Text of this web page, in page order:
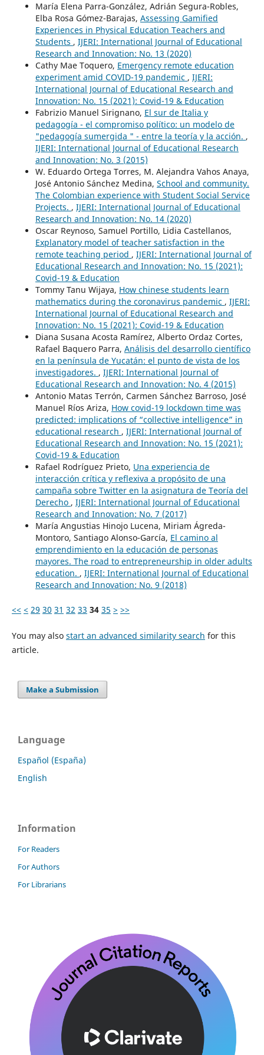
María Elena Parra-González, Adrián Segura-Robles,
Elba Rosa Gómez-Barajas, Assessing Gamified
Experiences in Physical Education Teachers and
Students , IJERI: International Journal of Educational
Research and Innovation: No. 13 (2020)
Cathy Mae Toquero, Emergency remote education
experiment amid COVID-19 pandemic , IJERI:
International Journal of Educational Research and
Innovation: No. 15 (2021): Covid-19 & Education
Fabrizio Manuel Sirignano, El sur de Italia y
pedagogía - el compromiso político: un modelo de
"pedagogía sumergida " - entre la teoría y la acción. ,
IJERI: International Journal of Educational Research
and Innovation: No. 3 (2015)
W. Eduardo Ortega Torres, M. Alejandra Vahos Anaya,
José Antonio Sánchez Medina, School and community.
The Colombian experience with Student Social Service
Projects. , IJERI: International Journal of Educational
Research and Innovation: No. 14 (2020)
Oscar Reynoso, Samuel Portillo, Lidia Castellanos,
Explanatory model of teacher satisfaction in the
remote teaching period , IJERI: International Journal of
Educational Research and Innovation: No. 15 (2021):
Covid-19 & Education
Tommy Tanu Wijaya, How chinese students learn
mathematics during the coronavirus pandemic , IJERI:
International Journal of Educational Research and
Innovation: No. 15 (2021): Covid-19 & Education
Diana Susana Acosta Ramírez, Alberto Ordaz Cortes,
Rafael Baquero Parra, Análisis del desarrollo científico
en la península de Yucatán: el punto de vista de los
investigadores. , IJERI: International Journal of
Educational Research and Innovation: No. 4 (2015)
Antonio Matas Terrón, Carmen Sánchez Barroso, José
Manuel Ríos Ariza, How covid-19 lockdown time was
predicted: implications of “collective intelligence” in
educational research , IJERI: International Journal of
Educational Research and Innovation: No. 15 (2021):
Covid-19 & Education
Rafael Rodríguez Prieto, Una experiencia de
interacción crítica y reflexiva a propósito de una
campaña sobre Twitter en la asignatura de Teoría del
Derecho , IJERI: International Journal of Educational
Research and Innovation: No. 7 (2017)
María Angustias Hinojo Lucena, Miriam Ágreda-
Montoro, Santiago Alonso-García, El camino al
emprendimiento en la educación de personas
mayores. The road to entrepreneurship in older adults
education. , IJERI: International Journal of Educational
Research and Innovation: No. 9 (2018)
<< < 29 30 31 32 33 34 35 > >>
You may also start an advanced similarity search for this
article.
Make a Submission
Language
Español (España)
English
Information
For Readers
For Authors
For Librarians